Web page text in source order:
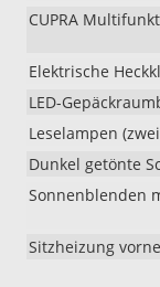
CUPRA
Elektrische
LED-
Leselampen
Dunkel getönte
Sonnenblenden
Sitzheizung vorne